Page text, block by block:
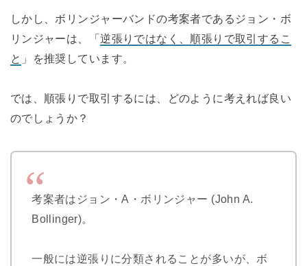
しかし、ボリンジャーバンドの考案者であるジョン・ボ
リンジャーは、「逆張りではなく、順張りで取引するこ
と 」を推奨しています。
では、順張りで取引するには、どのように考えれば良い
のでしょうか？
考案者はジョン・A・ボリンジャー (John A.
Bollinger)。
一般には逆張りに分類されることが多いが、ボ